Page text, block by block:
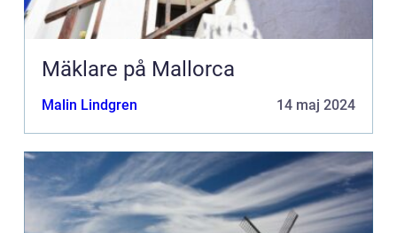
Mäklare på Mallorca
Malin Lindgren 14 maj 2024